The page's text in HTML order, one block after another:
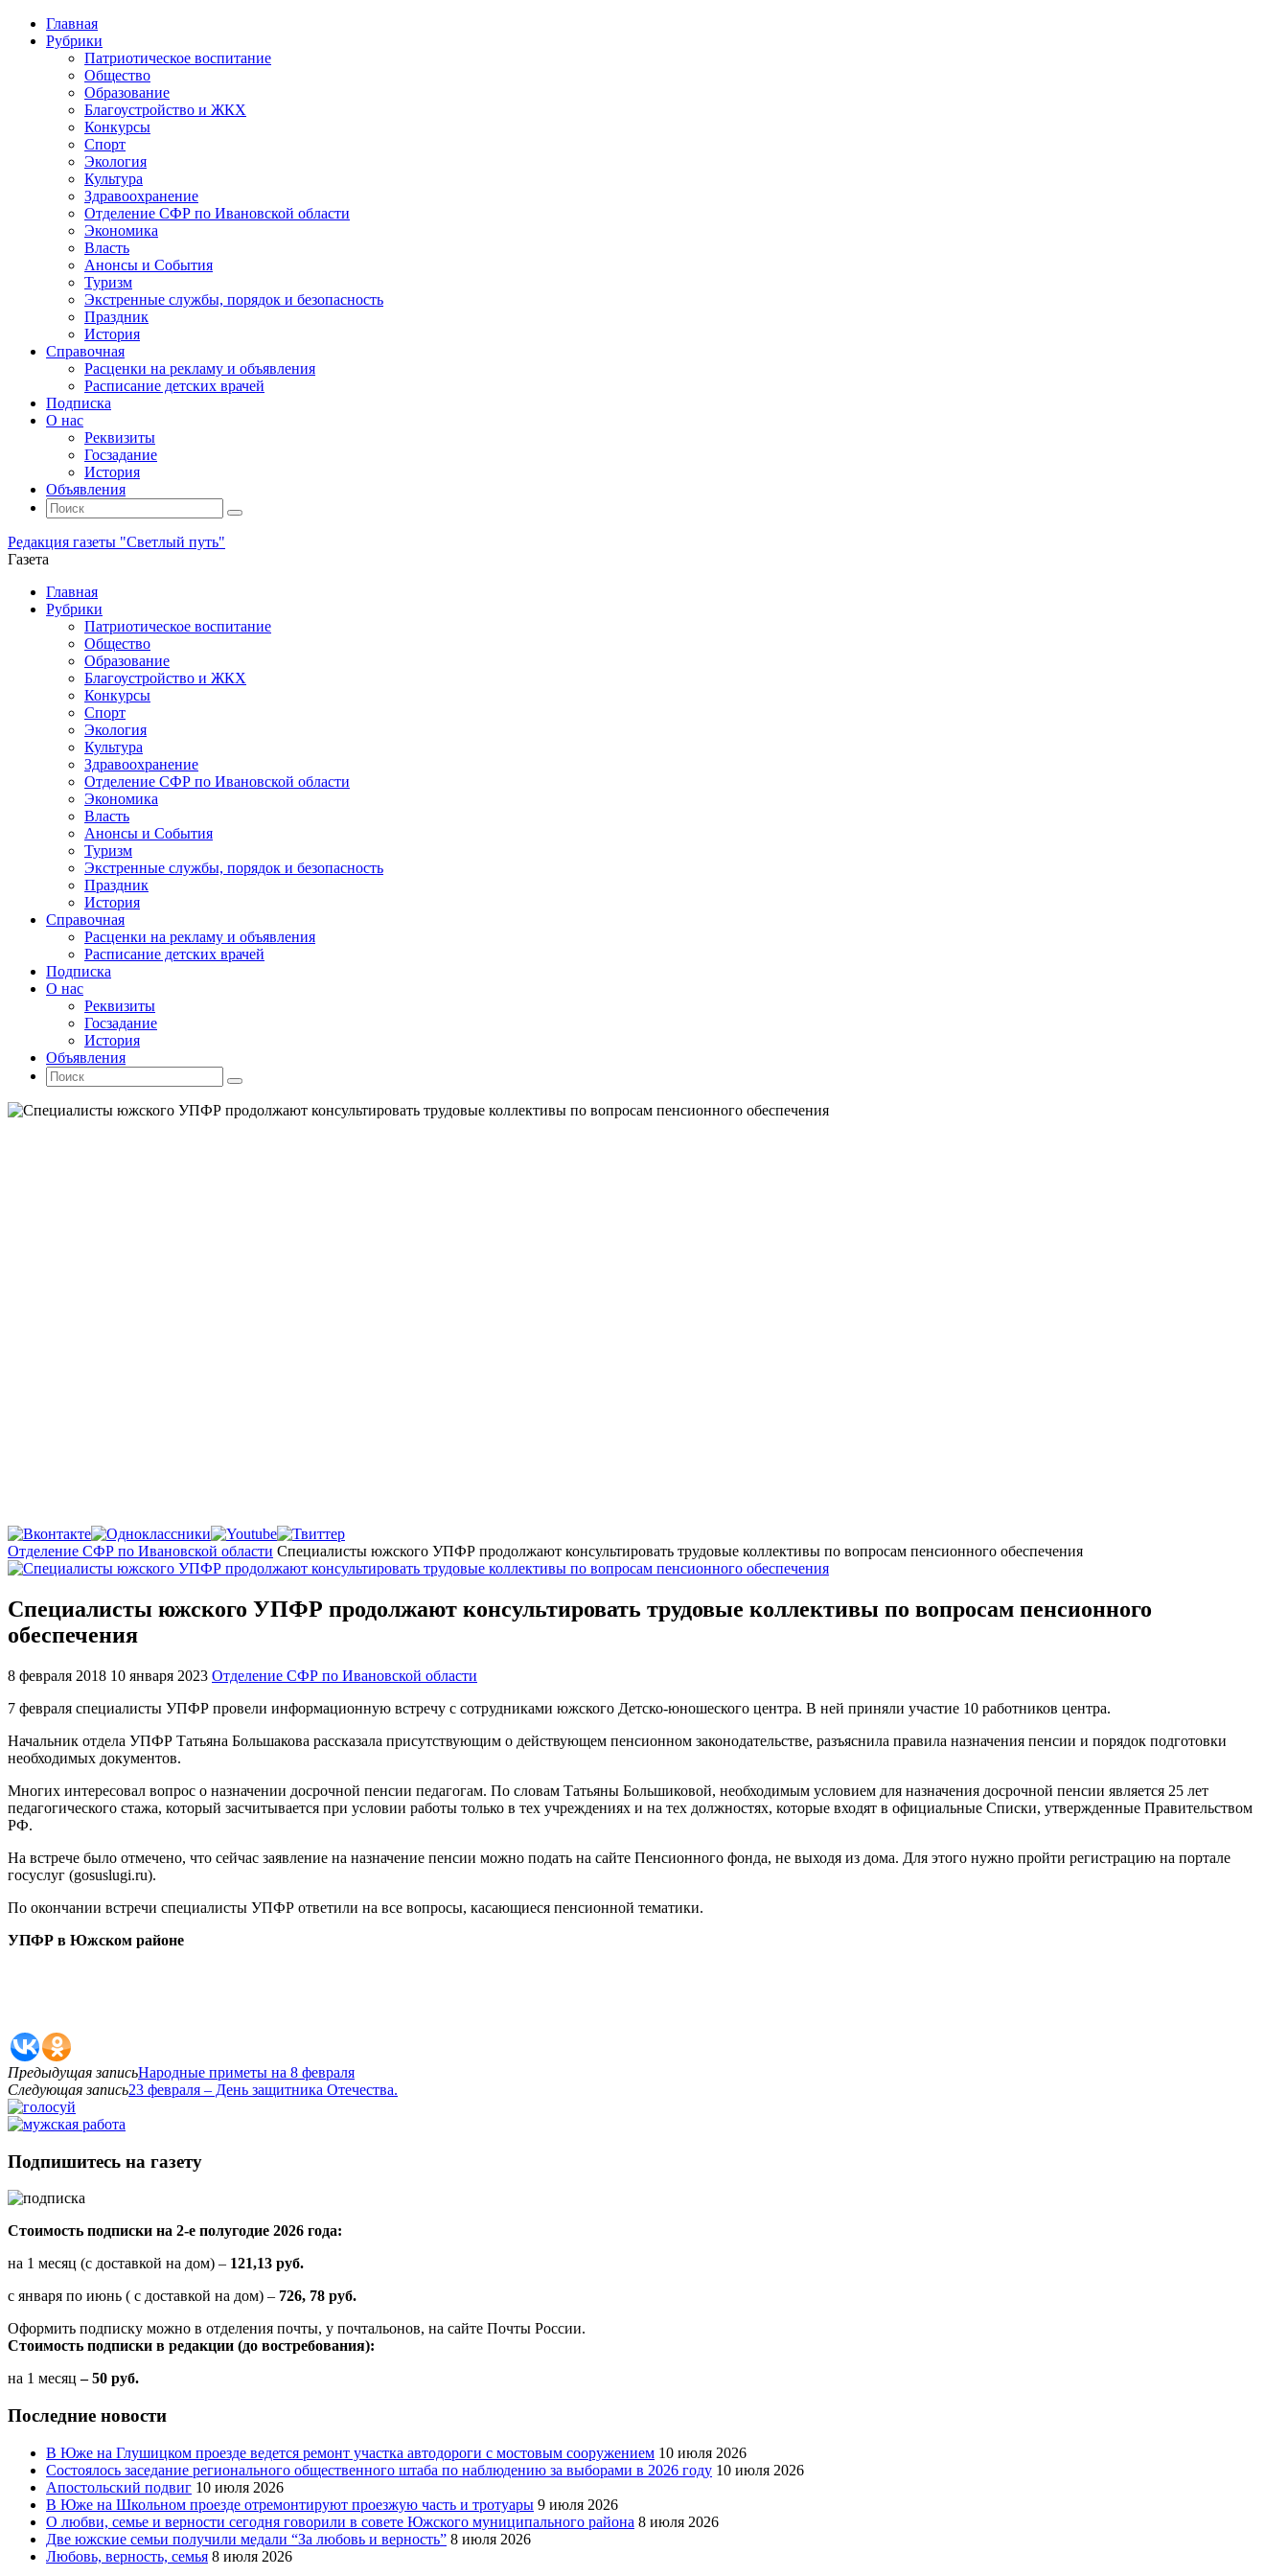
Главная
Рубрики
Патриотическое воспитание
Общество
Образование
Благоустройство и ЖКХ
Конкурсы
Спорт
Экология
Культура
Здравоохранение
Отделение СФР по Ивановской области
Экономика
Власть
Анонсы и События
Туризм
Экстренные службы, порядок и безопасность
Праздник
История
Справочная
Расценки на рекламу и объявления
Расписание детских врачей
Подписка
О нас
Реквизиты
Госзадание
История
Объявления
Поиск
Искать:
Поиск
Редакция газеты "Светлый путь"
Газета
Промотать
содержимому
Главная
Рубрики
Патриотическое воспитание
Общество
Образование
Благоустройство и ЖКХ
Конкурсы
Спорт
Экология
Культура
Здравоохранение
Отделение СФР по Ивановской области
Экономика
Власть
Анонсы и События
Туризм
Экстренные службы, порядок и безопасность
Праздник
История
Справочная
Расценки на рекламу и объявления
Расписание детских врачей
Подписка
О нас
Реквизиты
Госзадание
История
Объявления
Поиск
Искать:
Поиск
Главная
Отделение СФР по Ивановской области Специалисты южского УПФР продолжают консультировать трудовые коллективы по вопросам пенсионного обеспечения
Специалисты южского УПФР продолжают консультировать трудовые коллективы по вопросам пенсионного
обеспечения
8 февраля 2018 10 января 2023 Отделение СФР по Ивановской области
7 февраля специалисты УПФР провели информационную встречу с сотрудниками южского Детско-юношеского центра. В ней приняли участие 10 работников центра.
Начальник отдела УПФР Татьяна Большакова рассказала присутствующим о действующем пенсионном законодательстве, разъяснила правила назначения пенсии и порядок подготовки
необходимых документов.
Многих интересовал вопрос о назначении досрочной пенсии педагогам. По словам Татьяны Большиковой, необходимым условием для назначения досрочной пенсии является 25 лет
педагогического стажа, который засчитывается при условии работы только в тех учреждениях и на тех должностях, которые входят в официальные Списки, утвержденные Правительством
РФ.
На встрече было отмечено, что сейчас заявление на назначение пенсии можно подать на сайте Пенсионного фонда, не выходя из дома. Для этого нужно пройти регистрацию на портале
госуслуг (gosuslugi.ru).
По окончании встречи специалисты УПФР ответили на все вопросы, касающиеся пенсионной тематики.
УПФР в Южском районе
Предыдущая записьНародные приметы на 8 февраля
Следующая запись23 февраля – День защитника Отечества.
Подпишитесь на газету
Стоимость подписки на 2-е полугодие 2026 года:
на 1 месяц (с доставкой на дом) – 121,13 руб.
с января по июнь ( с доставкой на дом) – 726, 78 руб.
Оформить подписку можно в отделения почты, у почтальонов, на сайте Почты России.
Стоимость подписки в редакции (до востребования):
на 1 месяц – 50 руб.
Последние новости
В Юже на Глушицком проезде ведется ремонт участка автодороги с мостовым сооружением 10 июля 2026
Состоялось заседание регионального общественного штаба по наблюдению за выборами в 2026 году 10 июля 2026
Апостольский подвиг 10 июля 2026
В Юже на Школьном проезде отремонтируют проезжую часть и тротуары 9 июля 2026
О любви, семье и верности сегодня говорили в совете Южского муниципального района 8 июля 2026
Две южские семьи получили медали “За любовь и верность” 8 июля 2026
Любовь, верность, семья 8 июля 2026